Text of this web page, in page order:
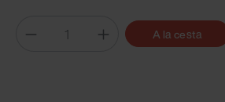
A la cesta